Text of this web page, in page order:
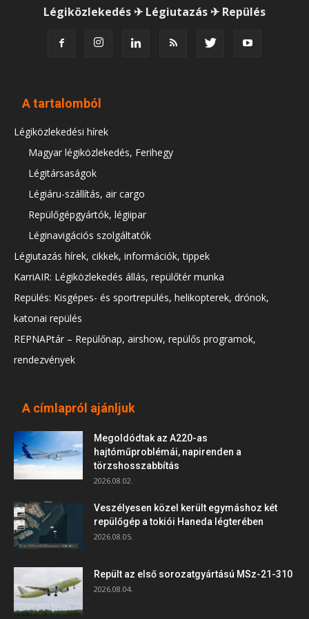
Légiközlekedés ✈ Légiutazás ✈ Repülés
A tartalomból
Légiközlekedési hírek
Magyar légiközlekedés, Ferihegy
Légitársaságok
Légiáru-szállítás, air cargo
Repülőgépgyártók, légiipar
Léginavigációs szolgáltatók
Légiutazás hírek, cikkek, információk, tippek
KarriAIR: Légiközlekedés állás, repülőtér munka
Repülés: Kisgépes- és sportrepülés, helikopterek, drónok,
katonai repülés
REPNAPtár – Repülőnap, airshow, repülős programok,
rendezvények
A címlapról ajánljuk
Megoldódtak az A220-as
hajtóműproblémái, napirenden a
törzshosszabbítás
2026.08.02.
Veszélyesen közel került egymáshoz két
repülőgép a tokiói Haneda légterében
2026.08.05.
Repült az első sorozatgyártású MSz-21-310
2026.08.04.